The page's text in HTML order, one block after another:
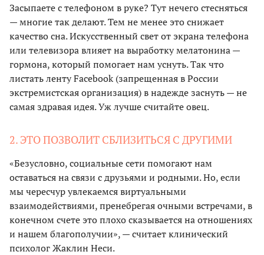
Засыпаете с телефоном в руке? Тут нечего стесняться
— многие так делают. Тем не менее это снижает
качество сна. Искусственный свет от экрана телефона
или телевизора влияет на выработку мелатонина —
гормона, который помогает нам уснуть. Так что
листать ленту Facebook (запрещенная в России
экстремистская организация) в надежде заснуть — не
самая здравая идея. Уж лучше считайте овец.
2. ЭТО ПОЗВОЛИТ СБЛИЗИТЬСЯ С ДРУГИМИ
«Безусловно, социальные сети помогают нам
оставаться на связи с друзьями и родными. Но, если
мы чересчур увлекаемся виртуальными
взаимодействиями, пренебрегая очными встречами, в
конечном счете это плохо сказывается на отношениях
и нашем благополучии», — считает клинический
психолог Жаклин Неси.